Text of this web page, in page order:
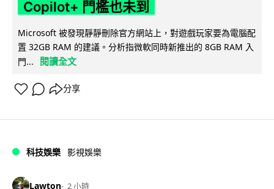
Copilot+ 門檻也未到
Microsoft 被發現靜靜刪除官方網站上，對遊戲玩家要為電腦配
置 32GB RAM 的建議。分析指微軟同時新推出的 8GB RAM 入
門...
閱讀全文
分享
科技娛樂 影視娛樂
Lawton 2 小時